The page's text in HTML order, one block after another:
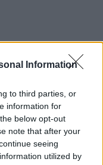
Information
to third parties, or
information for
below opt-out
note that after your
seeing
utilized by